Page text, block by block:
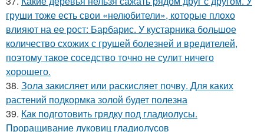
груши тоже есть свои «нелюбители», которые плохо
влияют на ее рост: Барбарис. У кустарника большое
количество схожих с грушей болезней и вредителей,
поэтому такое соседство точно не сулит ничего
хорошего.
38. Зола закисляет или раскисляет почву. Для каких
растений подкормка золой будет полезна
39. Как подготовить грядку под гладиолусы.
Проращивание луковиц гладиолусов